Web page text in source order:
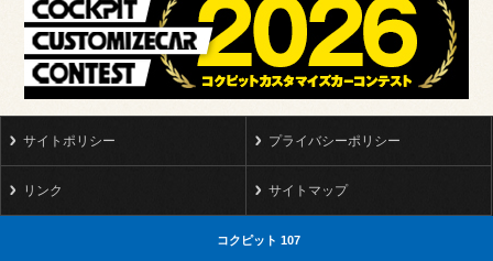
サイトポリシー プライバシーポリシー
リンク サイトマップ
コクピット 107